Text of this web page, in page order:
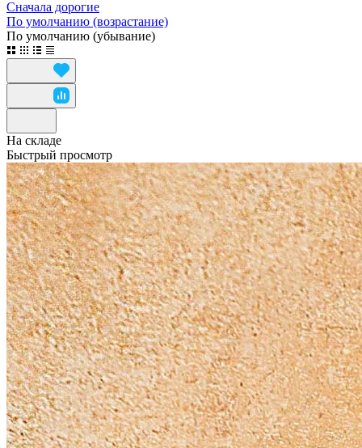
Сначала дорогие
По умолчанию (возрастание)
По умолчанию (убывание)
На складе
Быстрый просмотр